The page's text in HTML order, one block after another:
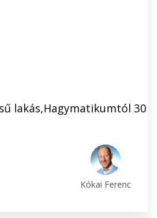
lakás,Hagymatikumtól 30
Kókai Ferenc